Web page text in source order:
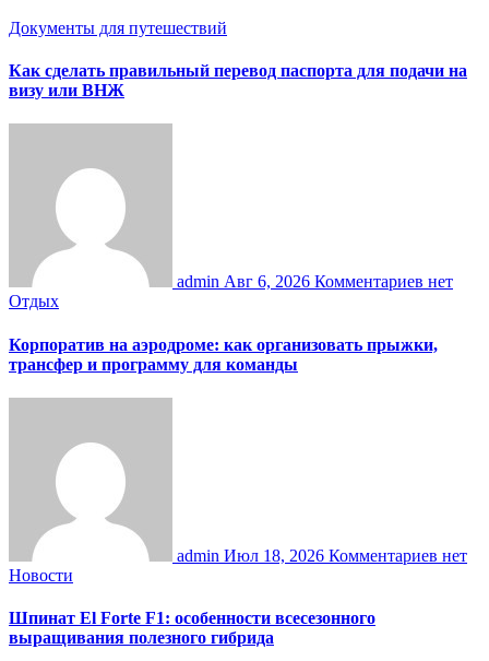
Документы для путешествий
Как сделать правильный перевод паспорта для подачи на
визу или ВНЖ
admin Авг 6, 2026 Комментариев нет
Отдых
Корпоратив на аэродроме: как организовать прыжки,
трансфер и программу для команды
admin Июл 18, 2026 Комментариев нет
Новости
Шпинат El Forte F1: особенности всесезонного
выращивания полезного гибрида